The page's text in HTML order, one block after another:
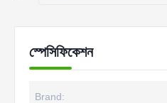
স্পেসিফিকেশন
Brand: